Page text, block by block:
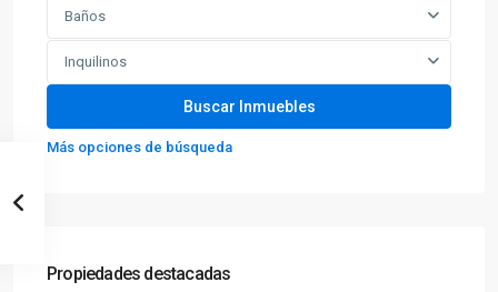
Baños
Inquilinos
Más opciones de búsqueda
Propiedades destacadas